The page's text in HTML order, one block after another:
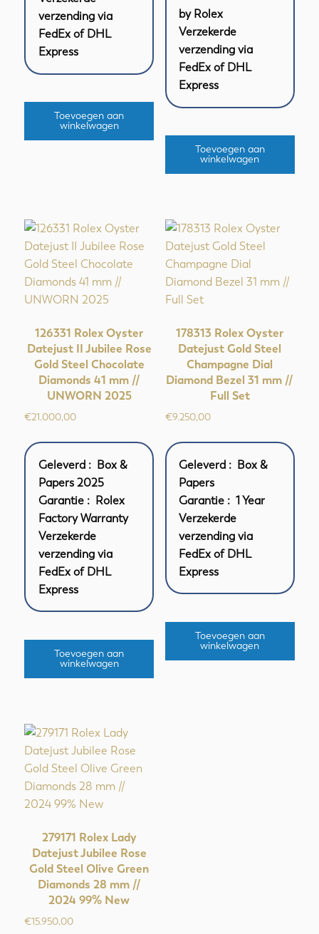
verzending via
FedEx of DHL
Express
Toevoegen aan
winkelwagen
by Rolex
Verzekerde
verzending via
FedEx of DHL
Express
Toevoegen aan
winkelwagen
126331 Rolex Oyster
Datejust II Jubilee Rose
Gold Steel Chocolate
Diamonds 41 mm //
UNWORN 2025
€21.000,00
Geleverd : Box &
Papers 2025
Garantie : Rolex
Factory Warranty
Verzekerde
verzending via
FedEx of DHL
Express
Toevoegen aan
winkelwagen
178313 Rolex Oyster
Datejust Gold Steel
Champagne Dial
Diamond Bezel 31 mm //
Full Set
€9.250,00
Geleverd : Box &
Papers
Garantie : 1 Year
Verzekerde
verzending via
FedEx of DHL
Express
Toevoegen aan
winkelwagen
279171 Rolex Lady
Datejust Jubilee Rose
Gold Steel Olive Green
Diamonds 28 mm //
2024 99% New
€15.950,00